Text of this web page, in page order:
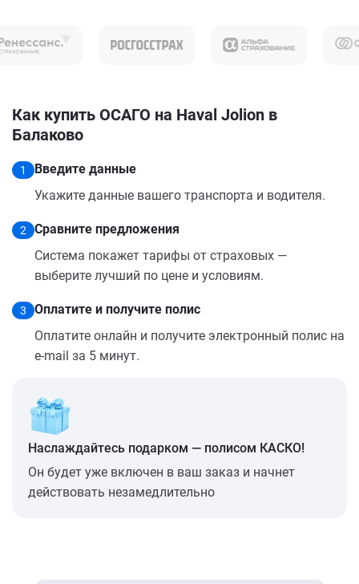
Как купить ОСАГО на Haval Jolion в
Балаково
1
Введите данные
Укажите данные вашего транспорта и водителя.
2
Сравните предложения
Система покажет тарифы от страховых —
выберите лучший по цене и условиям.
3
Оплатите и получите полис
Оплатите онлайн и получите электронный полис на
e-mail за 5 минут.
Наслаждайтесь подарком — полисом КАСКО!
Он будет уже включен в ваш заказ и начнет
действовать незамедлительно